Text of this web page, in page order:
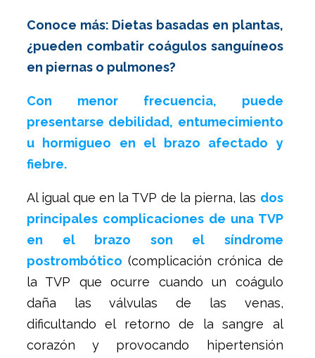
Conoce más: Dietas basadas en plantas,
¿pueden combatir coágulos sanguíneos
en piernas o pulmones?
Con menor frecuencia, puede
presentarse debilidad, entumecimiento
u hormigueo en el brazo afectado y
fiebre.
Al igual que en la TVP de la pierna, las dos
principales complicaciones de una TVP
en el brazo son el síndrome
postrombótico (complicación crónica de
la TVP que ocurre cuando un coágulo
daña las válvulas de las venas,
dificultando el retorno de la sangre al
corazón y provocando hipertensión